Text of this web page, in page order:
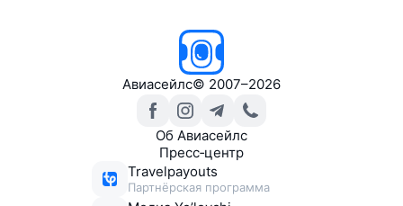
Авиасейлс© 2007–2026
Об Авиасейлс
Пресс‑центр
Travelpayouts
Партнёрская программа